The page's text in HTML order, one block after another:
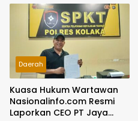
Dicairkan
Daerah
Kuasa Hukum Wartawan
Nasionalinfo.com Resmi
Laporkan CEO PT Jaya